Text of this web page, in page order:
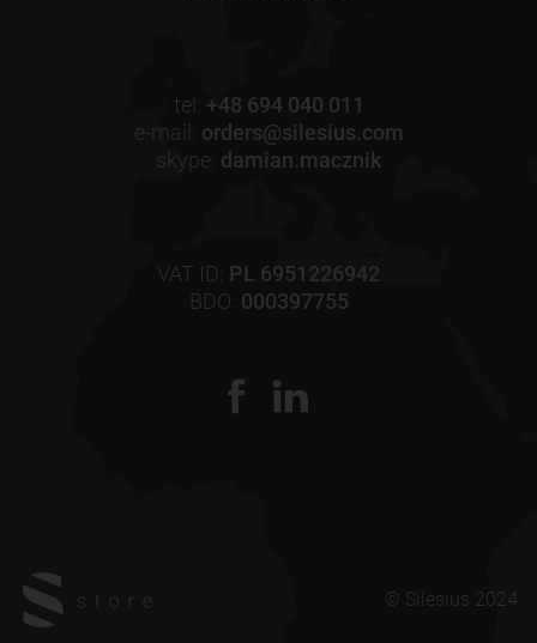
tel: +48 694 040 011
e-mail: orders@silesius.com
skype: damian.macznik
VAT ID: PL 6951226942
BDO: 000397755
© Silesius 2024